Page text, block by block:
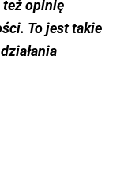
też opinię
To jest takie